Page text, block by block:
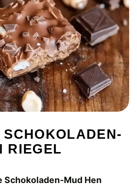
RIEGEL
Schokoladen-Mud Hen